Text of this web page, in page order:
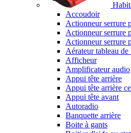
Accoudoir
Actionneur serrure
Actionneur serrure
Actionneur serrure
Aérateur tableau de
Afficheur
Amplificateur audio
Appui tête arrière
Appui tête arrière
Appui tête avant
Autoradio
Banquette arrière
Boite à gants